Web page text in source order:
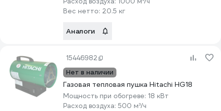
Вес нетто: 20.5 кг
Аналоги
15446982
Нет в наличии
Газовая тепловая пушка Hitachi HG18
Мощность при обогреве: 18 кВт
Расход воздуха: 500 м³/ч